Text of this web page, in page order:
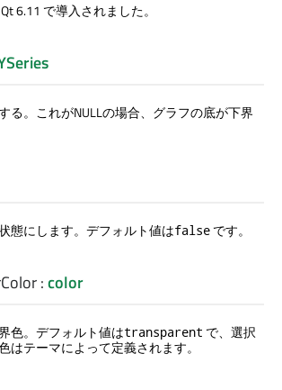
6.11 で導入されました。
る。これがNULLの場合、グラフの底が下界
態にします。デフォルト値はfalse です。
:color
色。デフォルト値はtransparent で、選択
はテーマによって定義されます。